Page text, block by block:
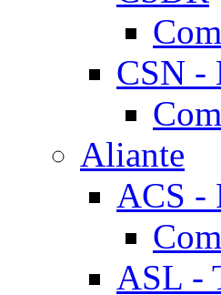
CSN -
Aliante
ACS -
ASL -